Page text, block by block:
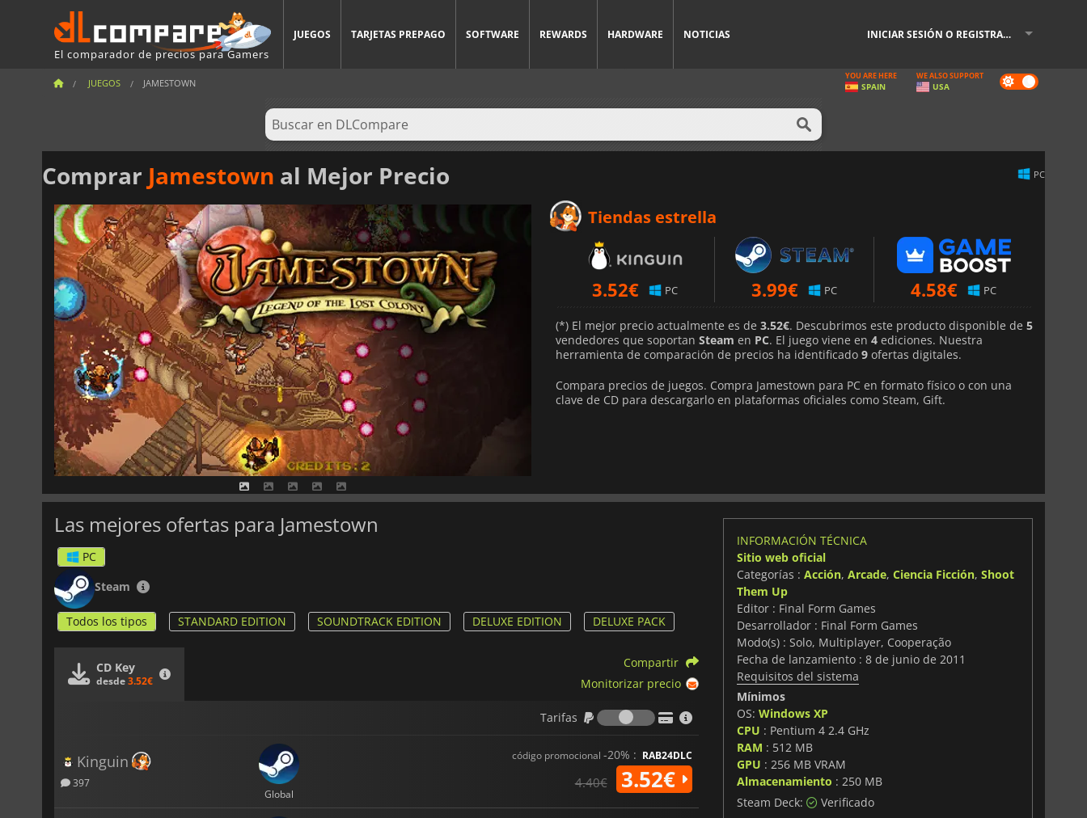
El comparador de precios para Gamers
JUEGOS TARJETAS PREPAGO SOFTWARE REWARDS HARDWARE NOTICIAS INICIAR SESIÓN O REGISTRARSE
JUEGOS JAMESTOWN Dark
mode
YOU ARE HERE
SPAIN
WE ALSO SUPPORT
USA
Comprar Jamestown al Mejor Precio PC
Tiendas estrella
3.52€ PC 3.99€ PC 4.58€ PC
(*) El mejor precio actualmente es de 3.52€. Descubrimos este producto disponible de 5
vendedores que soportan Steam en PC. El juego viene en 4 ediciones. Nuestra
herramienta de comparación de precios ha identificado 9 ofertas digitales.
Compara precios de juegos. Compra Jamestown para PC en formato físico o con una
clave de CD para descargarlo en plataformas oficiales como Steam, Gift.
Las mejores ofertas para Jamestown
PC
Steam
Todos los tipos STANDARD EDITION SOUNDTRACK EDITION DELUXE EDITION DELUXE PACK
CD Key
desde3.52€
Compartir
Monitorizar precio
Tarifas
Tarifas
Kinguin
397
Global
código promocional -20% : RAB24DLC
4.40€ 3.52€
INFORMACIÓN TÉCNICA
Sitio web oficial
Categorías : Acción, Arcade, Ciencia Ficción, Shoot
Them Up
Editor : Final Form Games
Desarrollador : Final Form Games
Modo(s) : Solo, Multiplayer, Cooperação
Fecha de lanzamiento : 8 de junio de 2011
Requisitos del sistema
Mínimos
OS: Windows XP
CPU : Pentium 4 2.4 GHz
RAM : 512 MB
GPU : 256 MB VRAM
Almacenamiento : 250 MB
Steam Deck:
Verificado